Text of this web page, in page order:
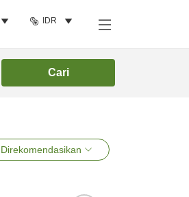
IDR
Cari
Direkomendasikan